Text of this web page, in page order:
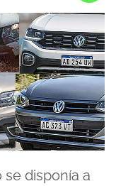
disponía a